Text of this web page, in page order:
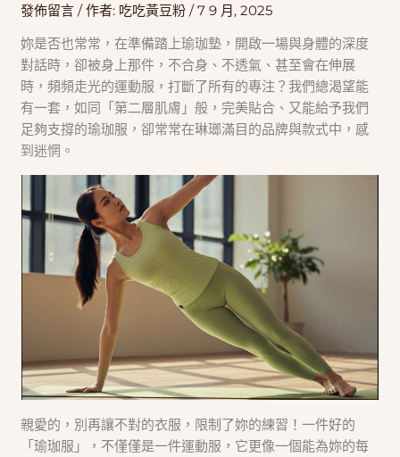
發佈留言 / 作者: 吃吃黃豆粉/7 9 月, 2025
妳是否也常常，在準備踏上瑜珈墊，開啟一場與身體的深度
對話時，卻被身上那件，不合身、不透氣、甚至會在伸展
時，頻頻走光的運動服，打斷了所有的專注？我們總渴望能
有一套，如同「第二層肌膚」般，完美貼合、又能給予我們
足夠支撐的瑜珈服，卻常常在琳瑯滿目的品牌與款式中，感
到迷惘。
親愛的，別再讓不對的衣服，限制了妳的練習！一件好的
「瑜珈服」，不僅僅是一件運動服，它更像一個能為妳的每